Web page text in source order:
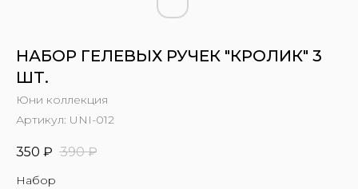
НАБОР ГЕЛЕВЫХ РУЧЕК "КРОЛИК" 3
ШТ.
Юни коллекция
Артикул: UNI-012
350 ₽ 390 ₽
Набор